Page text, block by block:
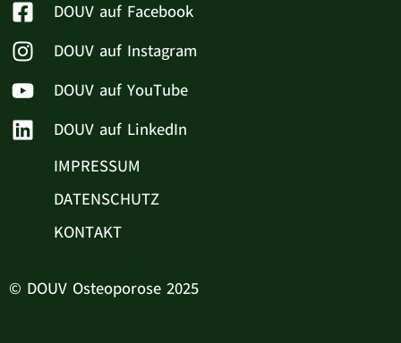
DOUV auf Facebook
DOUV auf Instagram
DOUV auf YouTube
DOUV auf LinkedIn
IMPRESSUM
DATENSCHUTZ
KONTAKT
© DOUV Osteoporose 2025